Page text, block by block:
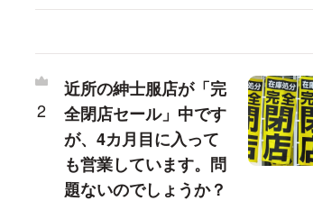
近所の紳士服店が「完
全閉店セール」中です
が、4カ月目に入って
も営業しています。問
題ないのでしょうか？